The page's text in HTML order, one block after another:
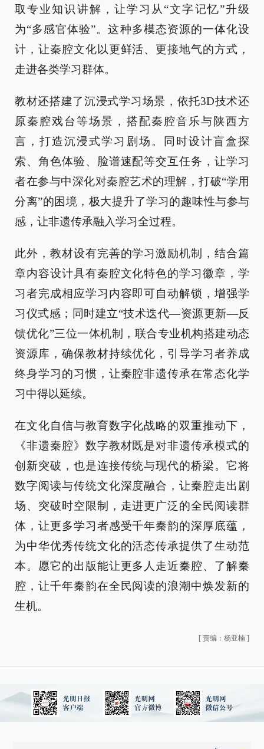
取专业知识讲解，让学习从“文字记忆”升级
为“多感官体验”。这种多模态资源的一体化设
计，让秦腔文化以更鲜活、更接地气的方式，
走进各类学习群体。
教材还搭建了沉浸式学习场景，依托3D技术还
原秦腔戏台等场景，搭配秦腔音乐与陕西方
言，打造沉浸式学习剧场。同时设计盲盒探
索、角色体验、脸谱速配等交互任务，让学习
者在参与中深化对秦腔艺术的理解，打破“学用
分离”的困境，极大提升了学习的趣味性与参与
感，让非遗传承融入学习全过程。
此外，教材设有完善的学习激励机制，结合篇
章内容设计具有秦腔文化特色的学习徽章，学
习者完成相应学习内容即可自动解锁，增强学
习仪式感；同时建立“技术迭代—资源更新—反
馈优化”三位一体机制，联合专业机构搭建动态
资源库，确保教材持续优化，引导学习者养成
终身学习的习惯，让秦腔非遗传承在常态化学
习中得以延续。
在文化自信与教育数字化战略的双重推动下，
《非遗秦腔》数字教材既是对非遗传承模式的
创新突破，也是连接传统与现代的桥梁。它将
数字阅读与传统文化深度融合，让秦腔走出剧
场、突破时空限制，走进更广泛的全民阅读群
体，让更多学习者感受千年秦韵的深厚底蕴，
为中华优秀传统文化的活态传承提供了生动范
本。愿它的出版能让更多人走近秦腔、了解秦
腔，让千年秦韵在全民阅读的浪潮中焕发新的
生机。
[ 责编：杨亚楠 ]